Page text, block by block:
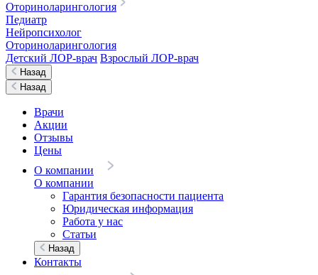
Оториноларингология
Педиатр
Нейропсихолог
Оториноларингология
Детский ЛОР-врач Взрослый ЛОР-врач
Назад
Назад
Врачи
Акции
Отзывы
Цены
О компании
О компании
Гарантия безопасности пациента
Юридическая информация
Работа у нас
Статьи
Назад
Контакты